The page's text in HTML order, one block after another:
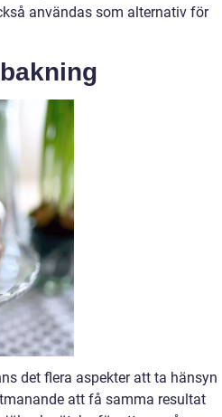
användas som alternativ för
det flera aspekter att ta hänsyn
att få samma resultat